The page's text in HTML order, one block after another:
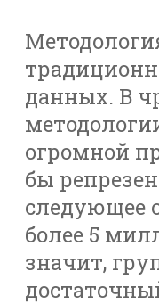
данных. В
огромной
бы
следующее
более 5
значит,